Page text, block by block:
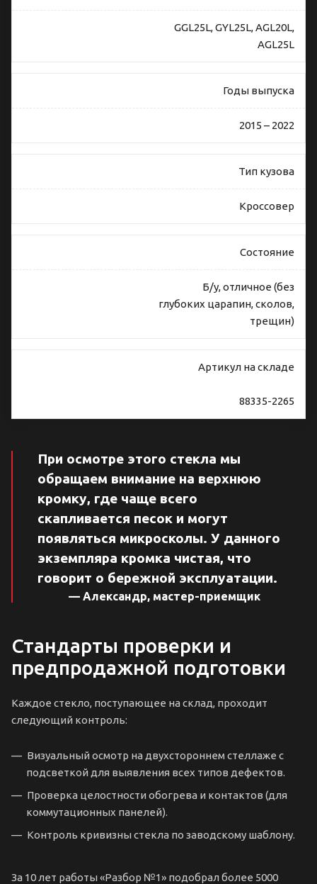
GGL25L, GYL25L, AGL20L,
AGL25L
Годы выпуска
2015 – 2022
Тип кузова
Кроссовер
Состояние
Б/у, отличное (без
глубоких царапин, сколов,
трещин)
Артикул на складе
88335-2265
При осмотре этого стекла мы
обращаем внимание на верхнюю
кромку, где чаще всего
скапливается песок и могут
появляться микросколы. У данного
экземпляра кромка чистая, что
говорит о бережной эксплуатации.
— Александр, мастер-приемщик
Стандарты проверки и
предпродажной подготовки
Каждое стекло, поступающее на склад, проходит
следующий контроль:
Визуальный осмотр на двухстороннем стеллаже с
подсветкой для выявления всех типов дефектов.
Проверка целостности обогрева и контактов (для
коммутационных панелей).
Контроль кривизны стекла по заводскому шаблону.
За 10 лет работы «Разбор №1» подобрал более 5000